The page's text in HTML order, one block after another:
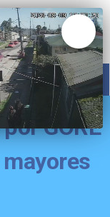
DEPORTES
GORE